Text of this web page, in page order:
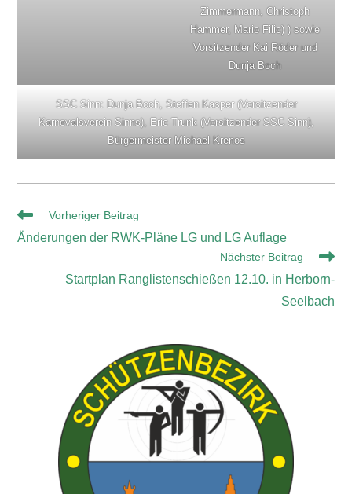
Zimmermann, Christoph
Hammer, Mario Filic) ) sowie
Vorsitzender Kai Röder und
Dunja Boch
SSC Sinn: Dunja Boch, Steffen Kasper (Vorsitzender
Karnevalsverein Sinns), Eric Trunk (Vorsitzender SSC Sinn),
Bürgermeister Michael Krenos
Vorheriger Beitrag
Änderungen der RWK-Pläne LG und LG Auflage
Nächster Beitrag
Startplan Ranglistenschießen 12.10. in Herborn-
Seelbach